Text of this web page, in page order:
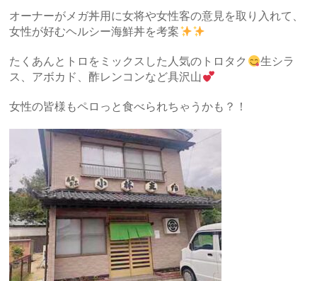
オーナーがメガ丼用に女将や女性客の意見を取り入れて、
女性が好むヘルシー海鮮丼を考案
たくあんとトロをミックスした人気のトロタク
生シラ
ス、アボカド、酢レンコンなど具沢山
女性の皆様もペロっと食べられちゃうかも？！